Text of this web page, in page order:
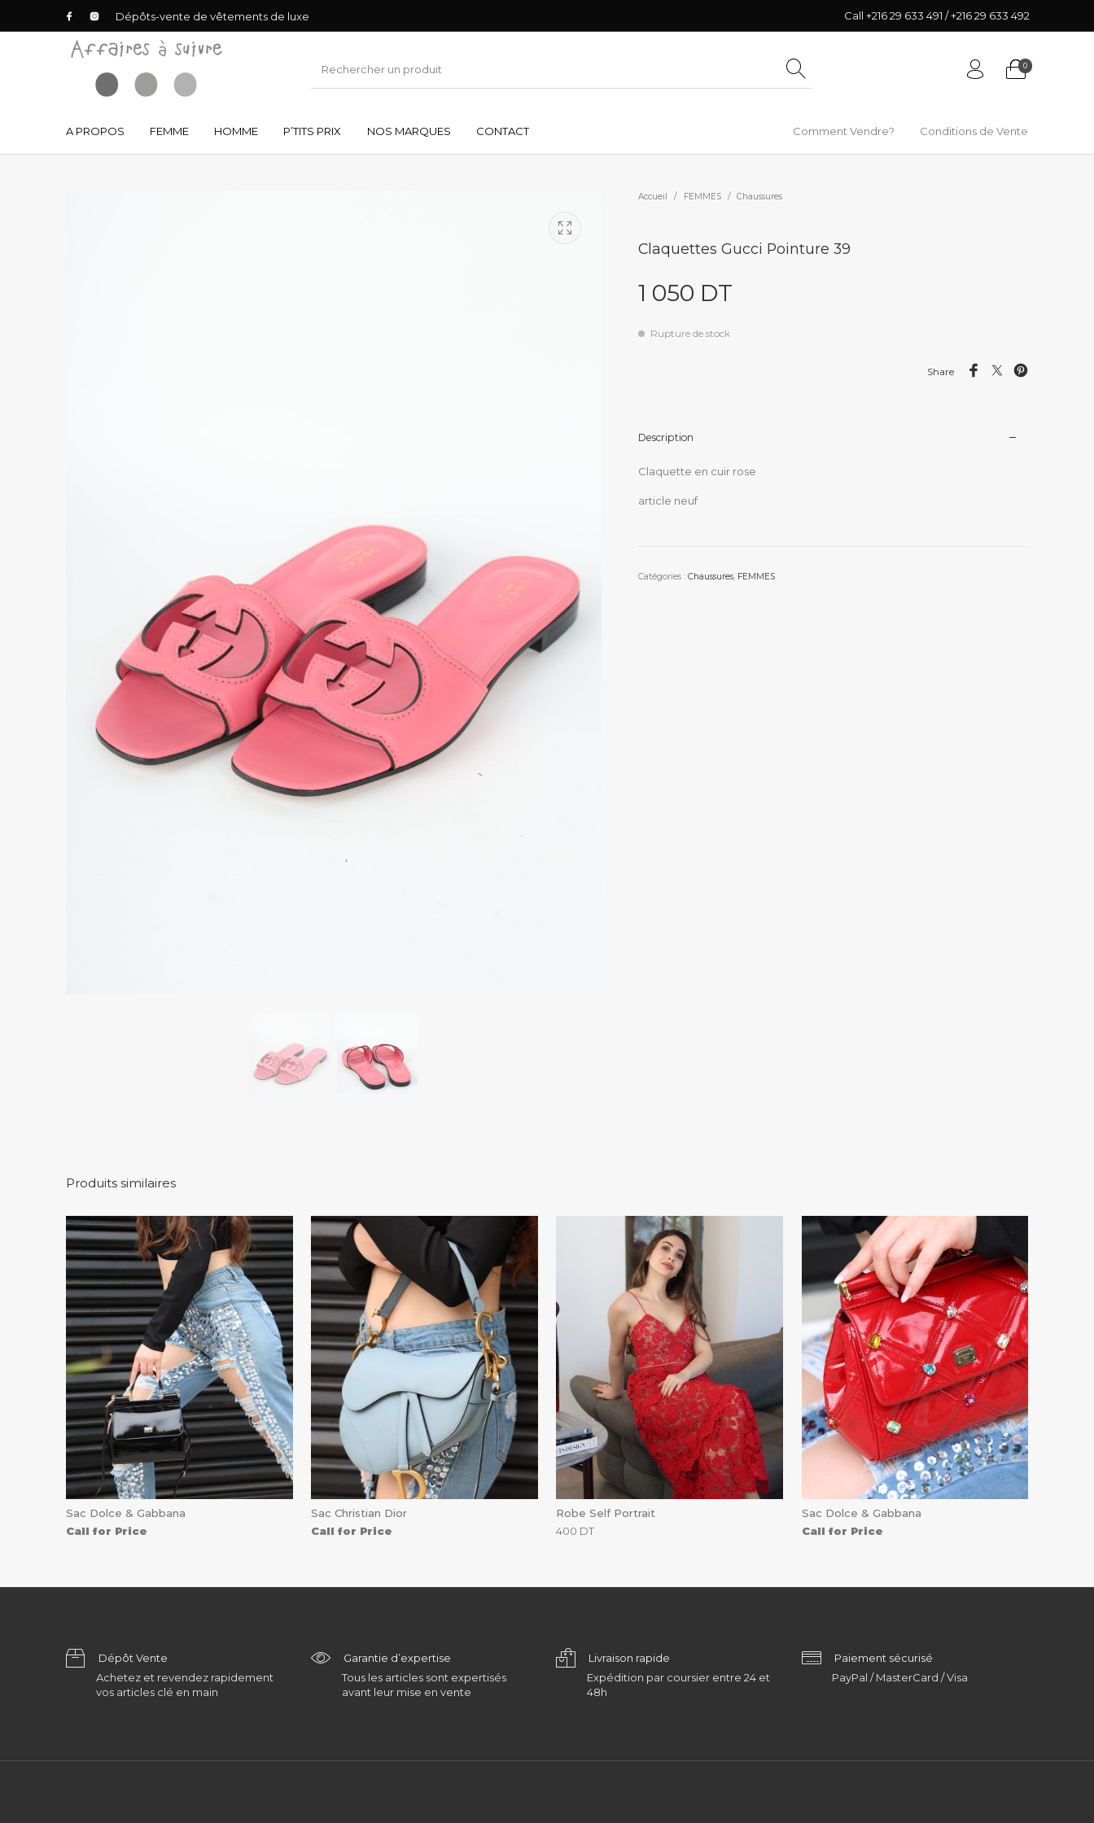
Dépôts-vente de vêtements de luxe Call +216 29 633 491 / +216 29 633 492
0
A PROPOS FEMME HOMME P’TITS PRIX NOS MARQUES CONTACT Comment Vendre? Conditions de Vente
Accueil / FEMMES / Chaussures
Claquettes Gucci Pointure 39
1 050 DT
Rupture de stock
Share
Description
Claquette en cuir rose
article neuf
Catégories : Chaussures, FEMMES
Produits similaires
Sac Dolce & Gabbana
Call for Price
Sac Christian Dior
Call for Price
Robe Self Portrait
400 DT
Sac Dolce & Gabbana
Call for Price
Dépôt Vente
Achetez et revendez rapidement
vos articles clé en main
Garantie d’expertise
Tous les articles sont expertisés
avant leur mise en vente
Livraison rapide
Expédition par coursier entre 24 et
48h
Paiement sécurisé
PayPal / MasterCard / Visa